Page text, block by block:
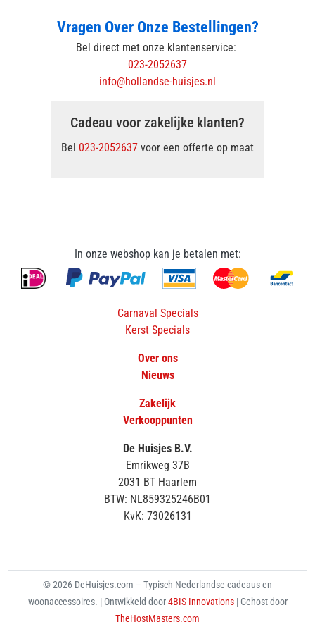
Vragen Over Onze Bestellingen?
Bel direct met onze klantenservice:
023-2052637
info@hollandse-huisjes.nl
Cadeau voor zakelijke klanten?
Bel 023-2052637 voor een offerte op maat
In onze webshop kan je betalen met:
Carnaval Specials
Kerst Specials
Over ons
Nieuws
Zakelijk
Verkooppunten
De Huisjes B.V.
Emrikweg 37B
2031 BT Haarlem
BTW: NL859325246B01
KvK: 73026131
© 2026 DeHuisjes.com – Typisch Nederlandse cadeaus en
woonaccessoires. | Ontwikkeld door4BIS Innovations | Gehost door
TheHostMasters.com